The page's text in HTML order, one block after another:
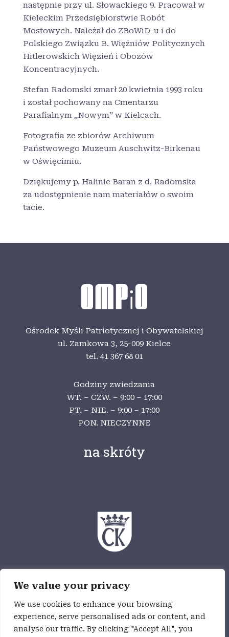
We value your privacy
We use cookies to enhance your browsing
experience, serve personalised ads or content, and
analyse our traffic. By clicking "Accept All", you
następnie przy ul. Słowackiego 9. Pracował w
Kieleckim Przedsiębiorstwie Robót
Mostowych. Należał do ZBoWiD-u i do
Polskiego Związku B. Więźniów Politycznych
Hitlerowskich Więzień i Obozów
Koncentracyjnych.
Stefan Radomski zmarł 20 kwietnia 1993 roku
i został pochowany na Cmentarzu
Parafialnym „Nowym” w Kielcach.
Fotografia ze zbiorów Archiwum
Państwowego Muzeum Auschwitz-Birkenau
w Oświęcimiu.
Dziękujemy p. Halinie Baran z d. Radomska
za udostępnienie nam materiałów o swoim
tacie.
Ośrodek Myśli Patriotycznej i Obywatelskiej
ul. Zamkowa 3,25-009 Kielce
tel. 41 367 68 01
Godziny zwiedzania
WT. – CZW. – 9:00 – 17:00
PT. – NIE. – 9:00 – 17:00
PON. NIECZYNNE
na skróty
jest częścią Wzgórza Zamkowego,
jednostki budżetowej Miasta Kielce
Deklaracja dostępności